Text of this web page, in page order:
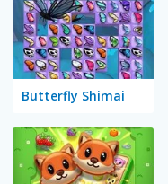
Butterfly Shimai